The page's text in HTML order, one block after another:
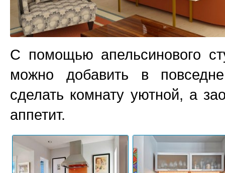
С помощью апельсинового
можно добавить в
сделать комнату уютной, а
аппетит.